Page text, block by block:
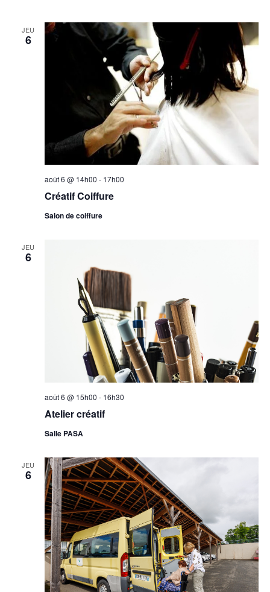
JEU
6
Créatif Coiffure
août 6 @ 14h00 - 17h00
Salon de coiffure
JEU
6
Atelier créatif
août 6 @ 15h00 - 16h30
Salle PASA
JEU
6